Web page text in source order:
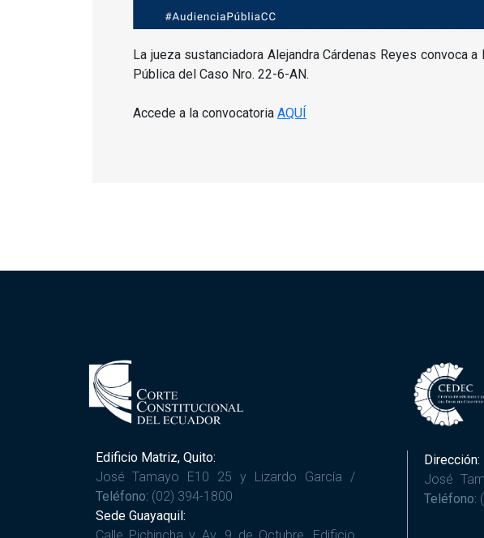
La jueza sustanciadora Alejandra Cárdenas Reyes
Pública del Caso Nro. 22-6-AN.
Accede a la convocatoria AQUÍ
Edificio Matriz, Quito:
José Tamayo E10 25 y Lizardo García /
Teléfono: (02) 394-1800
Sede Guayaquil:
Dirección:
José
Teléfono: